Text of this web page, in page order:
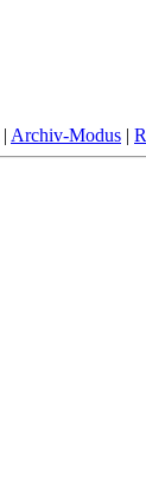
| Archiv-Modus |